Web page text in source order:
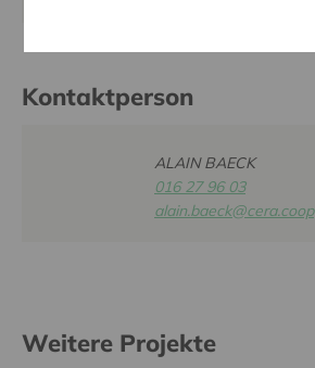
Kontaktperson
ALAIN BAECK
016 27 96 03
alain.baeck@cera.coop
Weitere Projekte